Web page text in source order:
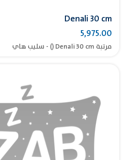
Denali 30 cm
5,975.00
مرتبة Denali 30 cm () - سليب هاي